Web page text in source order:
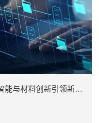
救生圈行业迎来变革性突破，智能与材料创新引领新方向